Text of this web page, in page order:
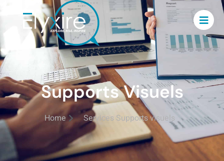
Supports Visuels
Home Services Supports visuels